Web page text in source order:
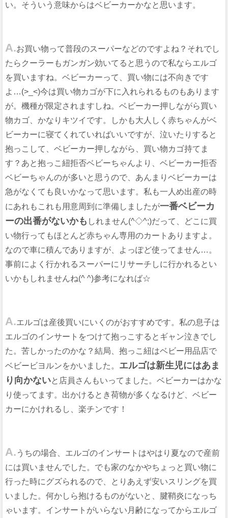
い。そういう意味からはベビーカーかなと思います。
A.お買い物って普段のスーパーなどのですよね？それでし
たらクーラーもガンガン効いてると思うので私ならエルゴ
を買いますね。ベビーカーって、買い物には不向きです
よ…(>_<)今は買い物カゴが下に入れられるものもあります
が。機種が限定されますしね。ベビーカー押しながら買い
物カゴ、かなりキツイです。しかも大人しく赤ちゃんがベ
ビーカーに寝てくれていればいいですが、泣いたりすると
抱っこして、ベビーカー押しながら、買い物カゴ持てま
す？あと抱っこ紐拒否ベビーちゃんより、ベビーカー拒否
ベビーちゃんのが多いと思うので、あんまりベビーカーは
急がなくても良いかなって思います。私も一人め出産の時
にあれもこれも用意周到に準備しましたが一番ベビーカ
ーの出番がないかも しれません(^◇^;)だって、どこに買
い物行ってもほとんど赤ちゃん専用のカートありますよ。
なので車に積んでありますが、よっぽど使ってません…。
事前によく行かれるスーパーにリサーチしに行かれるとい
いかもしれませんね(^ ^)参考になれば☆
A.エルゴは産後買いにいくのがおすすめです。私の息子は
エルゴのインサートをつけて抱っこするとギャン泣きでし
た。苦しかったのかな？結局、抱っこ紐はベビー用品店で
ベビービヨルンをかいました。 エルゴは新生児にはあま
り向かないと店員さんもいってました。ベビーカーはかな
り使ってます。出かけるとき荷物が多くなるけど、ベビー
カーにかけれるし、楽チンです！
A. うちの場合、エルゴのインサートはやはり夏なので産前
には買いませんでした。でも家のなかやちょっと買い物に
行った時にグズられるので、とりあえず安いスリングを買
いました。何かしら抱けるものがないと、腱鞘炎になっち
ゃいます。インサートがいらない月齢になってからエルゴ